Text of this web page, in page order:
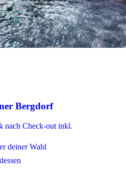
Bergdorf
nach Check-out inkl.
deiner Wahl